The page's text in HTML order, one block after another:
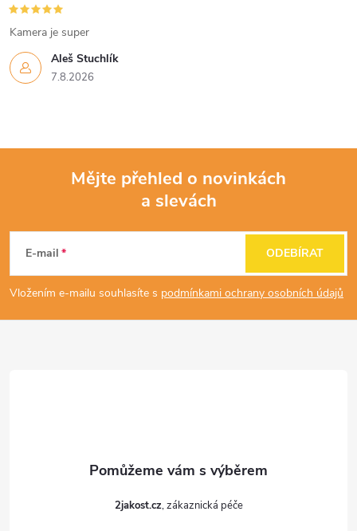
Aleš Stuchlík
7.8.2026
Kamera je super
p
a
Mějte přehled o novinkách
a slevách
E-mail
Vložením e-mailu souhlasíte s podmínkami ochrany osobních údajů
ODEBÍRAT
2jakost.cz